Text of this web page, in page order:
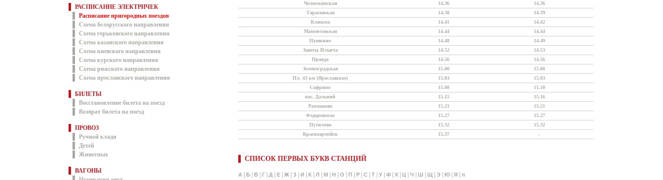
РАСПИСАНИЕ ЭЛЕКТРИЧЕК
Расписание пригородных поездов
Схема белорусского направления
Схема горьковского направления
Схема казанского направления
Схема киевского направления
Схема курского направления
Схема рижского направления
Схема ярославского направления
БИЛЕТЫ
Восстановление билета на поезд
Возврат билета на поезд
ПРОВОЗ
Ручной клади
Детей
Животных
ВАГОНЫ
Челюскинская
14.36
14.36
Тарасовская
14.38
14.39
Клязьма
14.41
14.42
Мамонтовская
14.44
14.44
Пушкино
14.48
14.49
Заветы Ильича
14.52
14.53
Правда
14.56
14.56
Зеленоградская
15.00
15.00
Пл. 43 км (Ярославское)
15.03
15.03
Софрино
15.08
15.10
пос. Дальний
15.15
15.16
Рахманово
15.21
15.21
Федоровское
15.27
15.27
Путилово
15.32
15.32
Красноармейск
15.37 .
СПИСОК ПЕРВЫХ БУКВ СТАНЦИЙ
А Б В Г Д Е Ж З И К Л М Н О П Р С Т У Ф Х Ц Ч Ш Щ Э Ю Я п